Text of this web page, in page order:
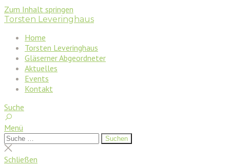
Zum Inhalt springen
Torsten Leveringhaus
Home
Torsten Leveringhaus
Gläserner Abgeordneter
Aktuelles
Events
Kontakt
Suche
Menü
Suchen
nach:
Suchen
Suche
schließen
Schließen